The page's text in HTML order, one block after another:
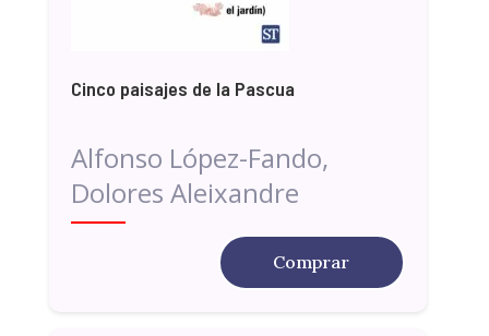
Cinco paisajes de la Pascua
Alfonso López-Fando,
Dolores Aleixandre
Comprar